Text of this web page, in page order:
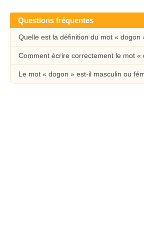
Questions fréquentes
Quelle est la définition du mot « dogon
Comment écrire correctement le mot «
Le mot « dogon » est-il masculin ou